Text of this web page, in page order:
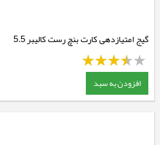
گیج امتیازدهی کارت بنچ رست کالیبر 5.5
افزودن به سبد